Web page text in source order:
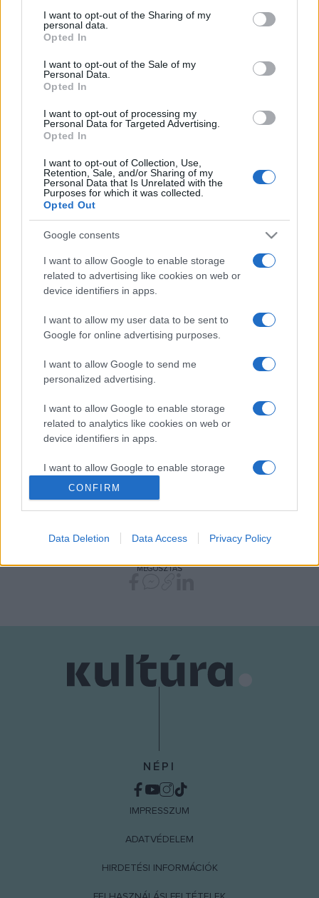
not limited to your visit or usage behaviour. You may click to
grant or deny consent to Google and its third-party tags to
use your data for below specified purposes in below Google
consent section.
I want to opt-out of the Sharing of my
personal data.
Opted In
I want to opt-out of the Sale of my
Personal Data.
Opted In
I want to opt-out of processing my
Personal Data for Targeted Advertising.
Opted In
I want to opt-out of Collection, Use,
Retention, Sale, and/or Sharing of my
Personal Data that Is Unrelated with the
Purposes for which it was collected.
Opted Out
Google consents
I want to allow Google to enable storage
related to advertising like cookies on web or
device identifiers in apps.
I want to allow my user data to be sent to
Google for online advertising purposes.
I want to allow Google to send me
personalized advertising.
I want to allow Google to enable storage
related to analytics like cookies on web or
device identifiers in apps.
I want to allow Google to enable storage
related to functionality of the website or app.
I want to allow Google to enable storage
related to security, including authentication
CONFIRM
Data Deletion Data Access Privacy Policy
törvényesítő Benes-dekrétumok alapján nagyon sok
szlovákiai magyart csehországi kényszermunkára
közel százezer magyart telepítettek át Magyarországra. A
teljes jogfosztás értelmében a szülőföldjük és ingatlanjaik
elhagyására kényszerülő magyarok sokasága 25-50 kilós
batyukkal, a lakosságcsere keretében távozók pedig
vagonokra felpakolt ingóságaikkal mentek el a
szülőföldjükről.
A pozsonyi Pravda a "slovacikumokkal" kapcsolatosan épp
szerdán közölt egy írást, amelynek címe szerint a szlovák
kulturális miniszter a külföldön található rokkák
visszavásárlására készül. Az írásban véleményt formáló
művészettörténész,
Alexandra Homolová
szerint
külföldön csak kivételes esetekben fordulnak elő
slovacikumok. "A dokumentumok, műtárgyak többsége a
szomszédos Magyarországon végezte, ahonnan azokat
Machajdíková, a Szlovák Nemzeti Múzeum muzeológusa
azt mondja, hogy a trianoni döntés "Szlovákia esetében
köteles visszaszolgáltatni abból a húszezer műtárgyból,
amit az 1896-os "millenniumi kiállításra Szlovákia területéről
vettek kölcsön".
MEGOSZTÁS
NÉPI
IMPRESSZUM
ADATVÉDELEM
HIRDETÉSI INFORMÁCIÓK